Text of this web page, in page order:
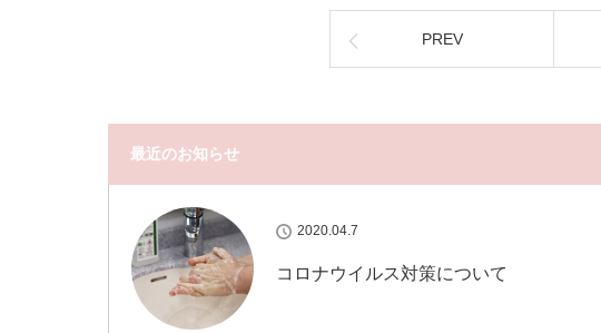
PREV
最近のお知らせ
2020.04.7
コロナウイルス対策について